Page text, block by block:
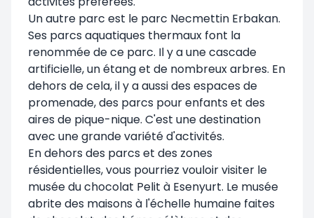
Un autre parc est le parc Necmettin Erbakan.
Ses parcs aquatiques thermaux font la
renommée de ce parc. Il y a une cascade
artificielle, un étang et de nombreux arbres. En
dehors de cela, il y a aussi des espaces de
promenade, des parcs pour enfants et des
aires de pique-nique. C'est une destination
avec une grande variété d'activités.
En dehors des parcs et des zones
résidentielles, vous pourriez vouloir visiter le
musée du chocolat Pelit à Esenyurt. Le musée
abrite des maisons à l'échelle humaine faites